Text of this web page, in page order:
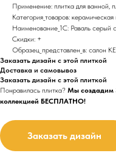
Применение: плитка для ванной,
Категория_товаров: керамическая
Наименование_1С: Раваль серый
Скидки: +
Образец_представлен_в: салон
Заказать дизайн с этой плиткой
Доставка и самовывоз
Заказать дизайн с этой плиткой
Понравилась плитка? Мы создадим
коллекцией БЕСПЛАТНО!
Заказать дизайн